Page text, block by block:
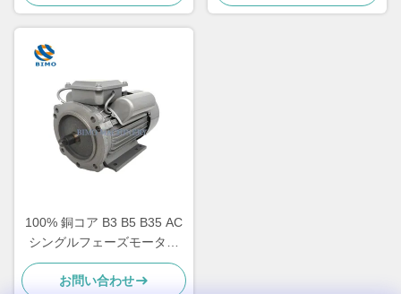
100% 銅コア B3 B5 B35 AC
シングルフェーズモーター
鉄殻モーター インダクショ
ンモーター
お問い合わせ